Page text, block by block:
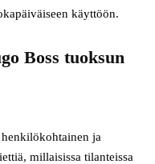
käyttöön.
Boss tuoksun
ja
millaisissa tilanteissa